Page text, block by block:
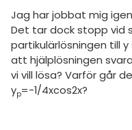
Jag har jobbat mig
Det tar dock stopp vid
partikulärlösningen till
att hjälplösningen
vi vill lösa? Varför går
yp=-1/4xcos2x?
1
2
3
språk